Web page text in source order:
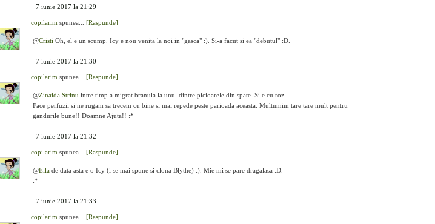
7 iunie 2017 la 21:29
copilarim spunea... [Raspunde]
@Cristi Oh, el e un scump. Icy e nou venita la noi in "gasca" :). Si-a facut si ea "debutul" :D.
7 iunie 2017 la 21:30
copilarim spunea... [Raspunde]
@Zinaida Strinu intre timp a migrat branula la unul dintre picioarele din spate. Si e cu roz...
Face perfuzii si ne rugam sa trecem cu bine si mai repede peste parioada aceasta. Multumim tare tare mult pentru
gandurile bune!! Doamne Ajuta!! :*
7 iunie 2017 la 21:32
copilarim spunea... [Raspunde]
@Ella de data asta e o Icy (i se mai spune si clona Blythe) :). Mie mi se pare dragalasa :D.
:*
7 iunie 2017 la 21:33
copilarim spunea... [Raspunde]